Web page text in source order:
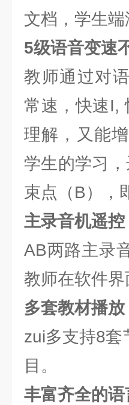
文档，学生
5级语音变速
教师通过对
常速，快速I,
理解，又能
学生的学习
束点（B），
主录音机遥控
AB两路主录
教师在软件界
多套教材播放
zui多支持8套
目。
丰富齐全的